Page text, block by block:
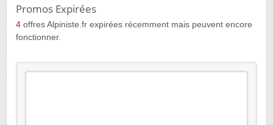
Promos Expirées
4 offres Alpiniste.fr expirées récemment mais peuvent encore
fonctionner.